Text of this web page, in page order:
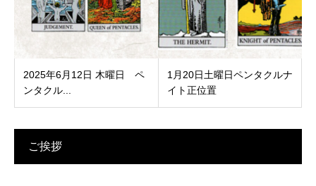
2025年6月12日 木曜日 ペ
ンタクル...
1月20日土曜日ペンタクルナ
イト正位置
ご挨拶